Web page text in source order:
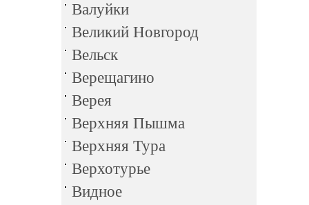
Валуйки
Великий Новгород
Вельск
Верещагино
Верея
Верхняя Пышма
Верхняя Тура
Верхотурье
Видное